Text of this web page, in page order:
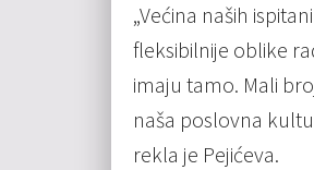
„Većina naših
fleksibilnije oblike
imaju tamo. Mali
naša poslovna
rekla je Pejićeva.